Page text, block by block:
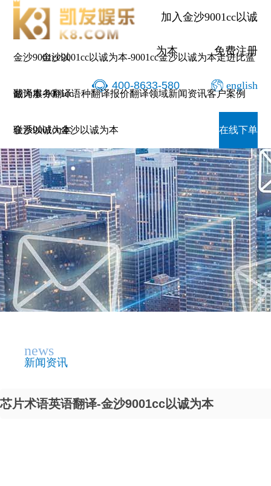
加入金沙9001cc以诚
为本 免费注册
400-8633-580 english
金沙9001cc以
诚为本-9001cc
金沙以诚为本
金沙9001cc以诚为本-9001cc金沙以诚为本走进比蓝
翻译服务翻译语种翻译报价翻译领域新闻资讯客户案例
联系9001cc金沙以诚为本 在线下单
news
新闻资讯
芯片术语英语翻译-金沙9001cc以诚为本